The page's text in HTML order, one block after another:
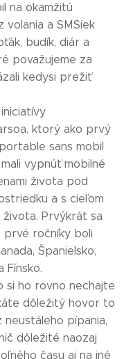
na okamžitú
volania a SMSiek
budík, diár a
považujeme za
kedysi prežiť
ktorý ako prvý
sans mobil
vypnúť mobilné
života pod
a s cieľom
Prvýkrát sa
prvé ročníky boli
Španielsko,
Fínsko.
si ho rovno nechajte
dôležitý hovor to
pípania,
dôležité naozaj
času aj na iné